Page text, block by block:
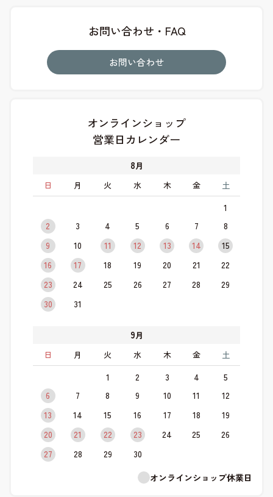
お問い合わせ・FAQ
お問い合わせ
オンラインショップ
営業日カレンダー
8月
日
月 火 水 木 金 土
1
2
3 4 5 6 7
8
9
10 11 12 13 14
15
16
17 18 19 20 21
22
23
24 25 26 27 28
29
30
31
9月
日
月 火 水 木 金 土
1 2 3 4
5
6
7 8 9 10 11
12
13
14 15 16 17 18
19
20
21 22 23 24 25
26
27
28 29
30
オンラインショップ休業日